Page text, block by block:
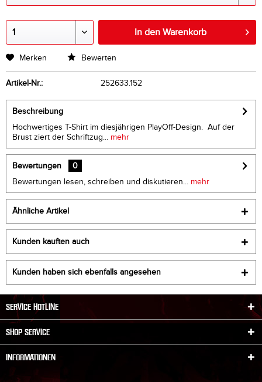
In den Warenkorb
Merken Bewerten
Artikel-Nr.: 252633.152
Beschreibung
Hochwertiges T-Shirt im diesjährigen PlayOff-Design. Auf der
Brust ziert der Schriftzug... mehr
Bewertungen
0
Bewertungen lesen, schreiben und diskutieren... mehr
Ähnliche Artikel
Kunden kauften auch
Kunden haben sich ebenfalls angesehen
SERVICE HOTLINE
SHOP SERVICE
INFORMATIONEN